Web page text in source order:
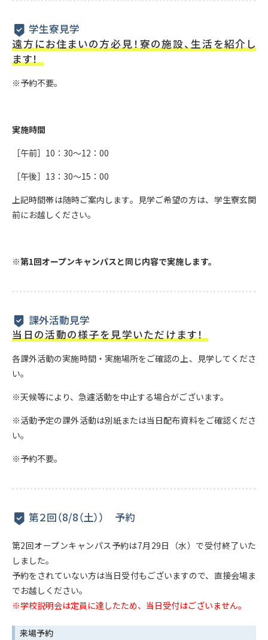
学生寮見学
遠方にお住まいの方必見！寮の施設、生活を紹介し
ます！
※予約不要。
実施時間
［午前］10：30～12：00
［午後］13：30～15：00
上記時間帯は随時ご案内します。見学ご希望の方は、学生寮玄関
前にお越しください。
※第1回オープンキャンパスと同じ内容で実施します。
課外活動見学
当日の活動の様子を見学いただけます！
各課外活動の実施時間・実施場所をご確認の上、見学してくださ
い。
※天候等により、急遽活動を中止する場合がございます。
※活動予定の課外活動は別紙または当日配布資料をご確認くださ
い。
※予約不要。
第２回（8/8（土）） 予約
第2回オープンキャンパス予約は7月29日（水）で受付終了いた
しました。
予約をされていない方は当日受付もございますので、直接会場ま
でお越しください。
※学校説明会は定員に達したため、当日受付はございません。
来場予約